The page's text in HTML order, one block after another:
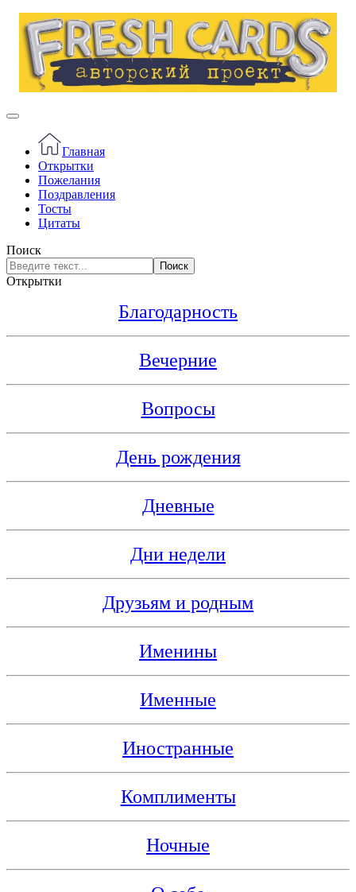
Главная
Открытки
Пожелания
Поздравления
Тосты
Цитаты
Поиск
Поиск
Открытки
Благодарность
Вечерние
Вопросы
День рождения
Дневные
Дни недели
Друзьям и родным
Именины
Именные
Иностранные
Комплименты
Ночные